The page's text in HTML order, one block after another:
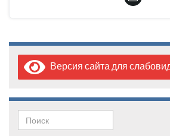
Версия сайта для
Search for: